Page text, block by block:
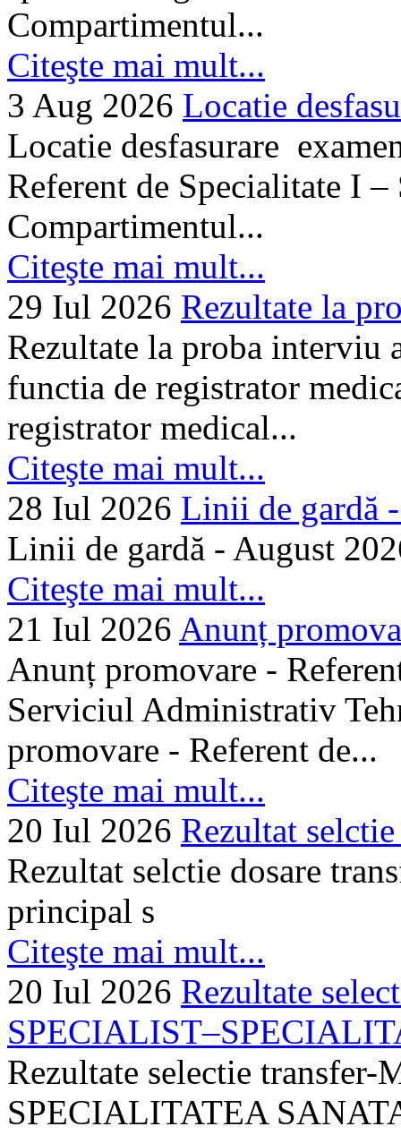
Compartimentul...
Citeşte mai mult...
3 Aug 2026 Locatie
Locatie desfasurare
Referent de Specialitate I
Compartimentul...
Citeşte mai mult...
29 Iul 2026 Rezultate la
Rezultate la proba interviu
functia de registrator
registrator medical...
Citeşte mai mult...
28 Iul 2026 Linii de gardă
Linii de gardă - August
Citeşte mai mult...
21 Iul 2026 Anunț
Anunț promovare -
Serviciul Administrativ
promovare - Referent de...
Citeşte mai mult...
20 Iul 2026 Rezultat
Rezultat selctie dosare
principal s
Citeşte mai mult...
20 Iul 2026 Rezultate
Rezultate selectie
SPECIALITATEA